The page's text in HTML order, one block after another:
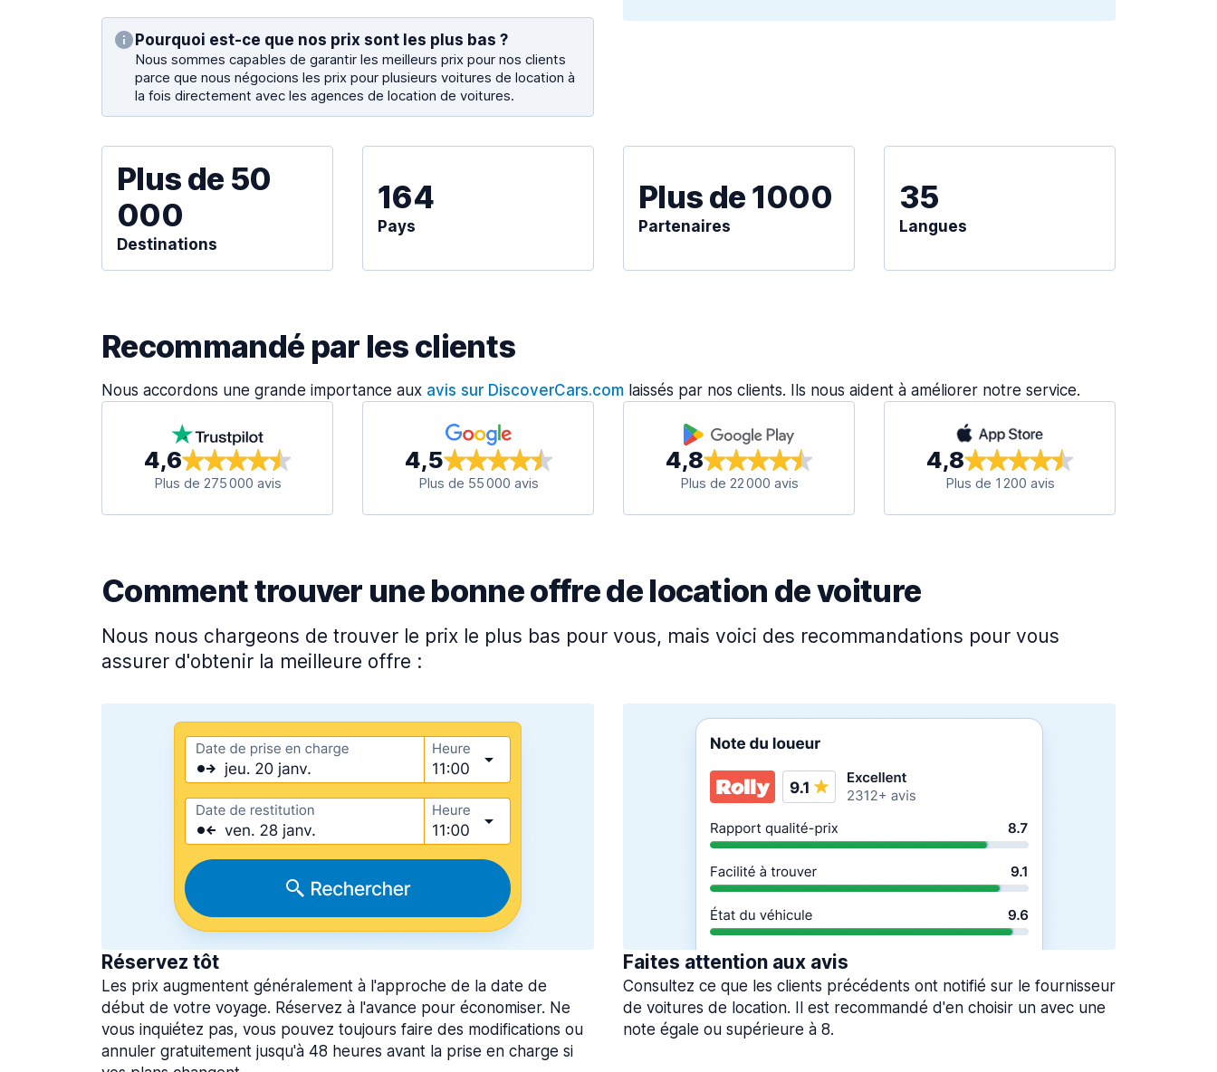
Pourquoi est-ce que nos prix sont les plus bas ?
Nous sommes capables de garantir les meilleurs prix pour nos clients
parce que nous négocions les prix pour plusieurs voitures de location à
la fois directement avec les agences de location de voitures.
Plus de 50
000
Destinations
164
Pays
Plus de 1000
Partenaires
35
Langues
Recommandé par les clients
Nous accordons une grande importance aux avis sur DiscoverCars.com laissés par nos clients. Ils nous aident à améliorer notre service.
4,6
Plus de 275 000 avis
4,5
Plus de 55 000 avis
4,8
Plus de 22 000 avis
4,8
Plus de 1 200 avis
Comment trouver une bonne offre de location de voiture
Nous nous chargeons de trouver le prix le plus bas pour vous, mais voici des recommandations pour vous
assurer d'obtenir la meilleure offre :
Réservez tôt
Les prix augmentent généralement à l'approche de la date de
début de votre voyage. Réservez à l'avance pour économiser. Ne
vous inquiétez pas, vous pouvez toujours faire des modifications ou
annuler gratuitement jusqu'à 48 heures avant la prise en charge si
Faites attention aux avis
Consultez ce que les clients précédents ont notifié sur le fournisseur
de voitures de location. Il est recommandé d'en choisir un avec une
note égale ou supérieure à 8.